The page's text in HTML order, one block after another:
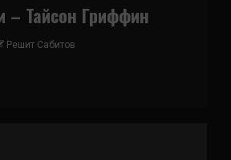
– Тайсон Гриффин
Решит Сабитов